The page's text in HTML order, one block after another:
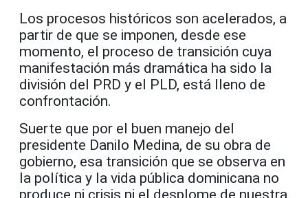
Los procesos históricos son acelerados, a
partir de que se imponen, desde ese
momento, el proceso de transición cuya
manifestación más dramática ha sido la
división del PRD y el PLD, está lleno de
confrontación.
Suerte que por el buen manejo del
presidente Danilo Medina, de su obra de
gobierno, esa transición que se observa en
la política y la vida pública dominicana no
produce ni crisis ni el desplome de nuestra